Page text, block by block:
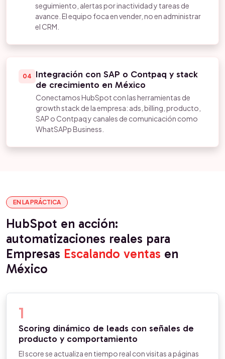
seguimiento, alertas por inactividad y tareas de
avance. El equipo foca en vender, no en administrar
el CRM.
04
Integración con SAP o Contpaq y stack
de crecimiento en México
Conectamos HubSpot con las herramientas de
growth stack de la empresa: ads, billing, producto,
SAP o Contpaq y canales de comunicación como
WhatSAPp Business.
EN LA PRÁCTICA
HubSpot en acción:
automatizaciones reales para
Empresas Escalando ventas en
México
1
Scoring dinámico de leads con señales de
producto y comportamiento
El score se actualiza en tiempo real con visitas a páginas